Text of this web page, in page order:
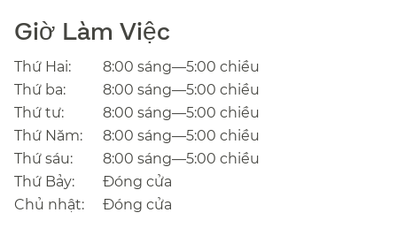
Giờ Làm Việc​​
Thứ Hai:​​
8:00 sáng—5:00 chiều​​
Thứ ba:​​
8:00 sáng—5:00 chiều​​
Thứ tư:​​
8:00 sáng—5:00 chiều​​
Thứ Năm:​​
8:00 sáng—5:00 chiều​​
Thứ sáu:​​
8:00 sáng—5:00 chiều​​
Thứ Bảy:​​
Đóng cửa​​
Chủ nhật:​​
Đóng cửa​​